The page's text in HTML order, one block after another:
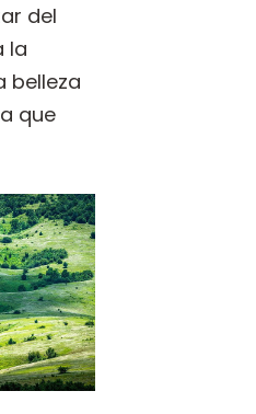
del
la
belleza
que